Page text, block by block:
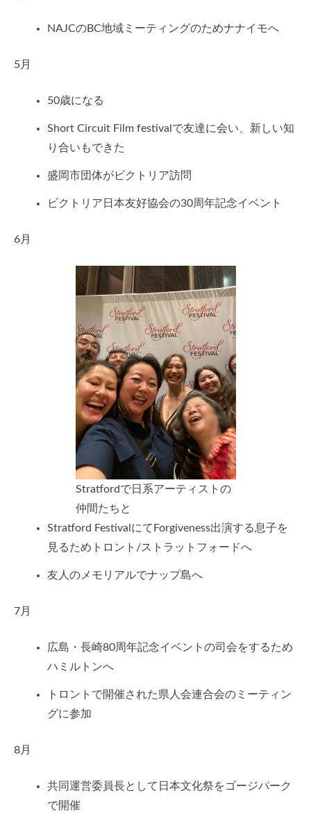
NAJCのBC地域ミーティングのためナナイモへ
5月
50歳になる
Short Circuit Film festivalで友達に会い、新しい知
り合いもできた
盛岡市団体がビクトリア訪問
ビクトリア日本友好協会の30周年記念イベント
6月
Stratfordで日系アーティストの
仲間たちと
Stratford FestivalにてForgiveness出演する息子を
見るためトロント/ストラットフォードへ
友人のメモリアルでナップ島へ
7月
広島・長崎80周年記念イベントの司会をするため
ハミルトンへ
トロントで開催された県人会連合会のミーティン
グに参加
8月
共同運営委員長として日本文化祭をゴージパーク
で開催